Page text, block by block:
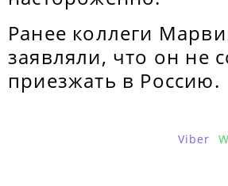
Ранее коллеги
заявляли, что он не
приезжать в Россию.
Viber